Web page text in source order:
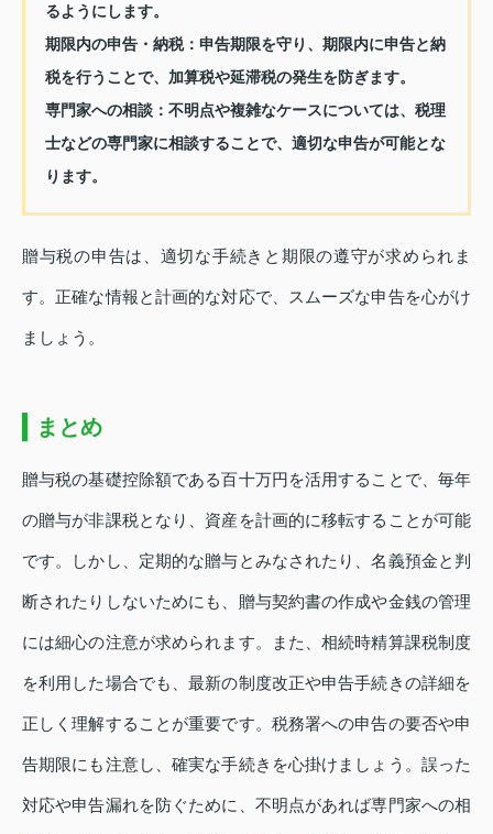
るようにします。
期限内の申告・納税： 申告期限を守り、期限内に申告と納
税を行うことで、加算税や延滞税の発生を防ぎます。
専門家への相談： 不明点や複雑なケースについては、税理
士などの専門家に相談することで、適切な申告が可能とな
ります。
贈与税の申告は、適切な手続きと期限の遵守が求められま
す。正確な情報と計画的な対応で、スムーズな申告を心がけ
ましょう。
まとめ
贈与税の基礎控除額である百十万円を活用することで、毎年
の贈与が非課税となり、資産を計画的に移転することが可能
です。しかし、定期的な贈与とみなされたり、名義預金と判
断されたりしないためにも、贈与契約書の作成や金銭の管理
には細心の注意が求められます。また、相続時精算課税制度
を利用した場合でも、最新の制度改正や申告手続きの詳細を
正しく理解することが重要です。税務署への申告の要否や申
告期限にも注意し、確実な手続きを心掛けましょう。誤った
対応や申告漏れを防ぐために、不明点があれば専門家への相